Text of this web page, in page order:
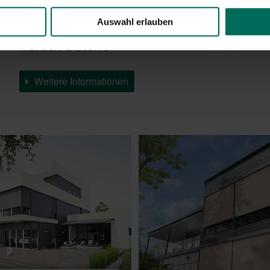
Auswahl erlauben
Farben & Stoffe
Weitere Informationen